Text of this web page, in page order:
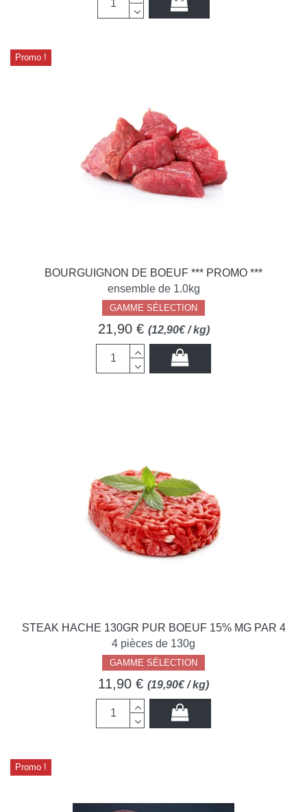
Promo !
BOURGUIGNON DE BOEUF *** PROMO ***
ensemble de 1.0kg
GAMME SÉLECTION
21,90 € (12,90€ / kg)
STEAK HACHE 130GR PUR BOEUF 15% MG PAR 4
4 pièces de 130g
GAMME SÉLECTION
11,90 € (19,90€ / kg)
Promo !